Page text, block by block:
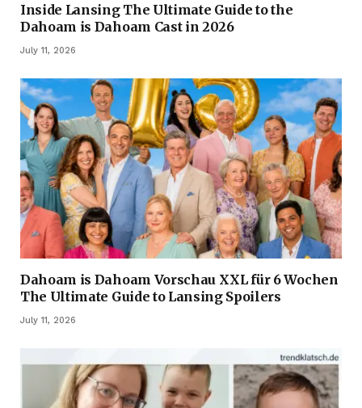
Inside Lansing The Ultimate Guide to the
Dahoam is Dahoam Cast in 2026
July 11, 2026
Dahoam is Dahoam Vorschau XXL für 6 Wochen
The Ultimate Guide to Lansing Spoilers
July 11, 2026